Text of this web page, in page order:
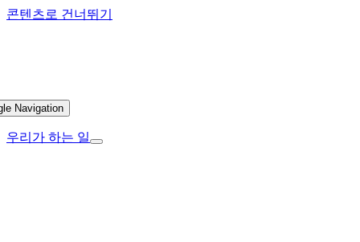
콘텐츠로 건너뛰기
Navigation
우리가 하는 일